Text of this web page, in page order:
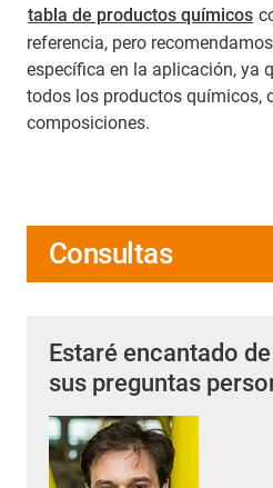
tabla de productos químicos
referencia, pero
específica en la aplicación, ya
todos los productos químicos,
composiciones.
Consultas
Estaré encantado
sus preguntas